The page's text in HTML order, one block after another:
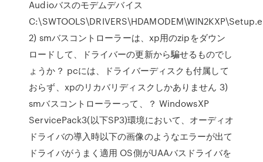
Audioバスのモデムデバイス
2) smバスコントローラーは、xp用のzipをダウン
ロードして、ドライバーの更新から騙せるものでし
ょうか？ pcには、ドライバーディスクも付属して
おらず、xpのリカバリディスクしかありません 3)
smバスコントローラーって、？ WindowsXP
ServicePack3(以下SP3)環境において、オーディオ
ドライバの導入時以下の画像のようなエラーが出て
ドライバがうまく適用 OS側がUAAバスドライバを